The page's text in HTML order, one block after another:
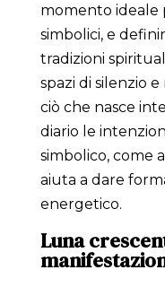
momento ideale
simbolici, e
tradizioni
spazi di silenzio
ciò che nasce
diario le
simbolico, come
aiuta a dare
energetico.
Luna